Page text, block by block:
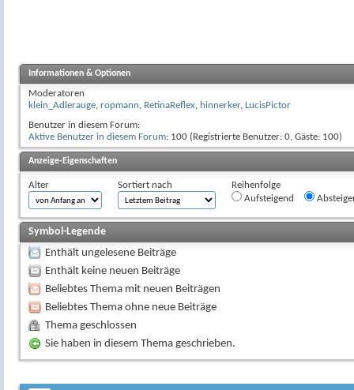
Informationen & Optionen
Moderatoren
klein_Adlerauge, ropmann, RetinaReflex, hinnerker, LucisPictor
Benutzer in diesem Forum:
Aktive Benutzer in diesem Forum: 100 (Registrierte Benutzer: 0, Gäste: 100)
Anzeige-Eigenschaften
Alter Sortiert nach
Reihenfolge
Aufsteigend
Symbol-Legende
Enthält ungelesene Beiträge
Enthält keine neuen Beiträge
Beliebtes Thema mit neuen Beiträgen
Beliebtes Thema ohne neue Beiträge
Thema geschlossen
Sie haben in diesem Thema geschrieben.